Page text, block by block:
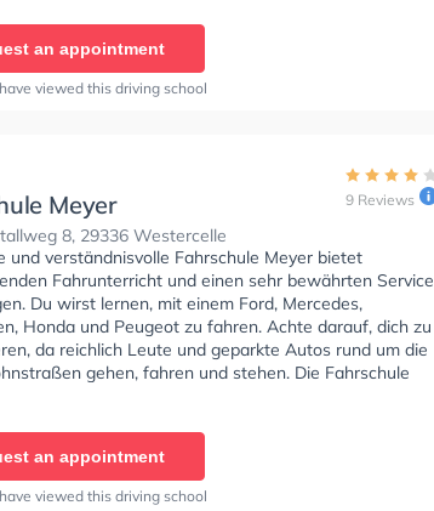
Klasse BF17, Klasse A2, Klasse C1, Klasse C1E, Klasse
Klasse D1, Klasse DE1, Klasse D, Klasse DE, Klasse
und Mofa - Prüfbescheinigung zu erhalten. In der
Nehm Günther - Bremer Weg Sie können einen Termin
an appointment
viewed this driving school
Meyer
8, 29336 Westercelle
9 Reviews
und verständnisvolle Fahrschule Meyer bietet
Fahrunterricht und einen sehr bewährten Service
Du wirst lernen, mit einem Ford, Mercedes,
Honda und Peugeot zu fahren. Achte darauf, dich zu
da reichlich Leute und geparkte Autos rund um die
gehen, fahren und stehen. Die Fahrschule
Bedingungen um deine Klasse A1, Klasse B,
zu erhalten. In der Fahrschule Meyer Sie
Termin online anfragen.
an appointment
viewed this driving school